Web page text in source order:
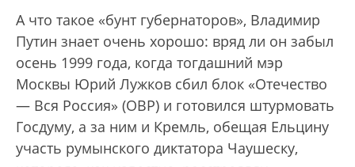
А что такое «бунт губернаторов», Владимир
Путин знает очень хорошо: вряд ли он забыл
осень 1999 года, когда тогдашний мэр
Москвы Юрий Лужков сбил блок «Отечество
— Вся Россия» (ОВР) и готовился штурмовать
Госдуму, а за ним и Кремль, обещая Ельцину
участь румынского диктатора Чаушеску,